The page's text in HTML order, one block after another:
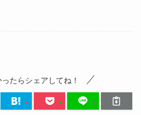
ったらシェアしてね！